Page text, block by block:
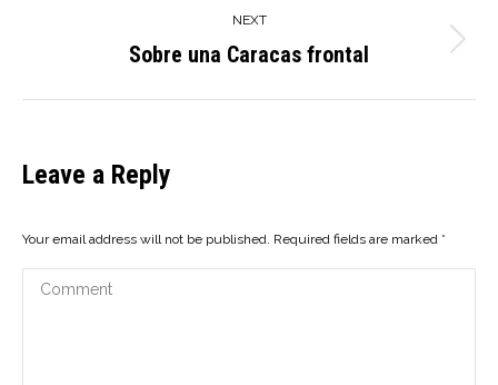
NEXT
Next
Sobre una Caracas frontal
Leave a Reply
Your email address will not be published. Required fields are marked *
Comment